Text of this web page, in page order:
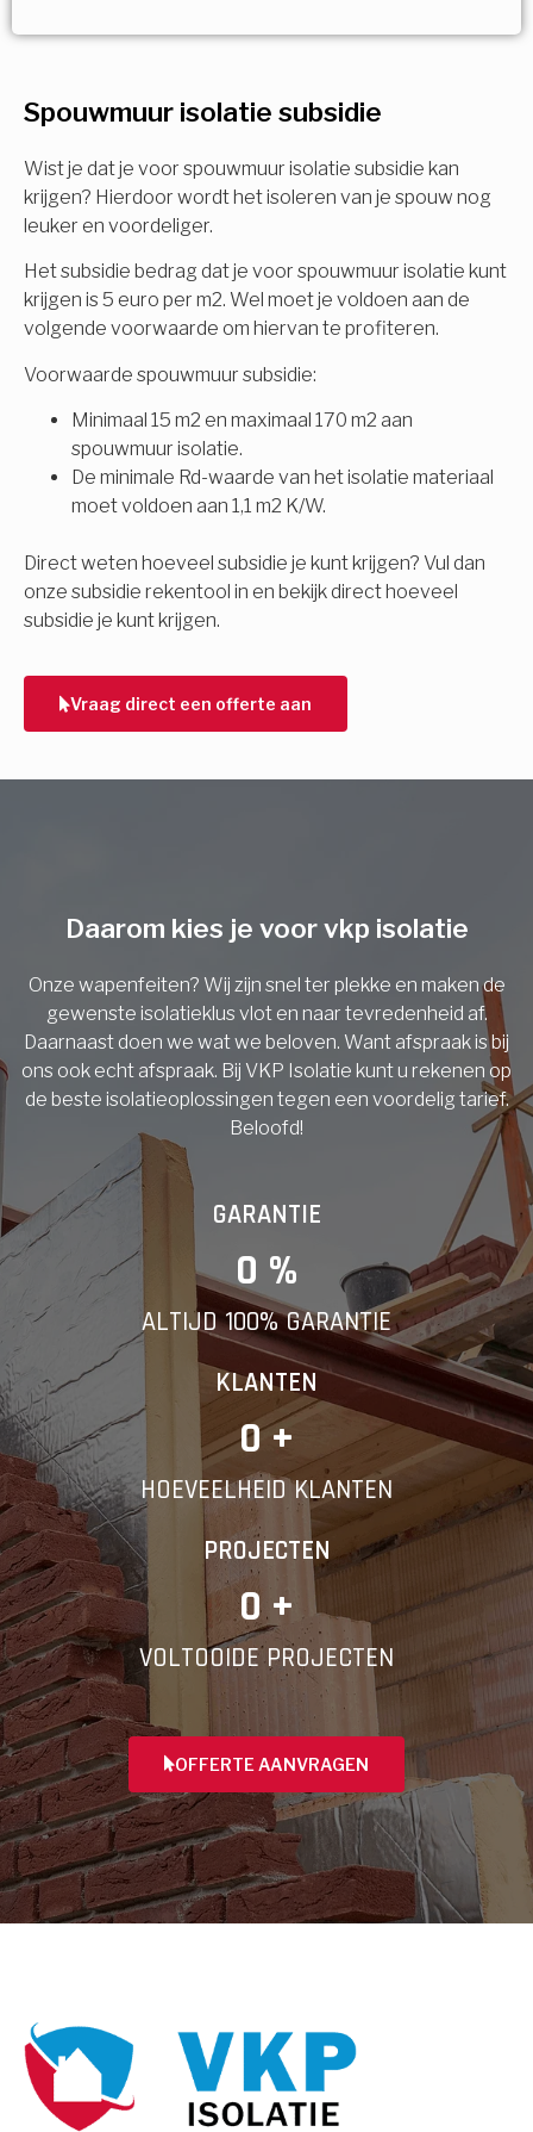
Spouwmuur isolatie subsidie
Wist je dat je voor spouwmuur isolatie subsidie kan
krijgen? Hierdoor wordt het isoleren van je spouw nog
leuker en voordeliger.
Het subsidie bedrag dat je voor spouwmuur isolatie kunt
krijgen is 5 euro per m2. Wel moet je voldoen aan de
volgende voorwaarde om hiervan te profiteren.
Voorwaarde spouwmuur subsidie:
Minimaal 15 m2 en maximaal 170 m2 aan
spouwmuur isolatie.
De minimale Rd-waarde van het isolatie materiaal
moet voldoen aan 1,1 m2 K/W.
Direct weten hoeveel subsidie je kunt krijgen? Vul dan
onze subsidie rekentool in en bekijk direct hoeveel
subsidie je kunt krijgen.
Vraag direct een offerte aan
Meerdere keuzes mogelijk
Isolatiemaatregel
Spouwisolatie
Vloerisolatie
Dakisolatie
Gevelisolatie
Vorige
subsidie!
Vul uw gegevens in en ontvang nu direct uw
berekening per mail.
Voornaam
Achternaam
Vorige
Daarom kies je voor vkp isolatie
Onze wapenfeiten? Wij zijn snel ter plekke en maken de
gewenste isolatieklus vlot en naar tevredenheid af.
Daarnaast doen we wat we beloven. Want afspraak is bij
ons ook echt afspraak. Bij VKP Isolatie kunt u rekenen op
de beste isolatieoplossingen tegen een voordelig tarief.
Beloofd!
GARANTIE
0 %
ALTIJD 100% GARANTIE
KLANTEN
0 +
HOEVEELHEID KLANTEN
PROJECTEN
0 +
VOLTOOIDE PROJECTEN
OFFERTE AANVRAGEN